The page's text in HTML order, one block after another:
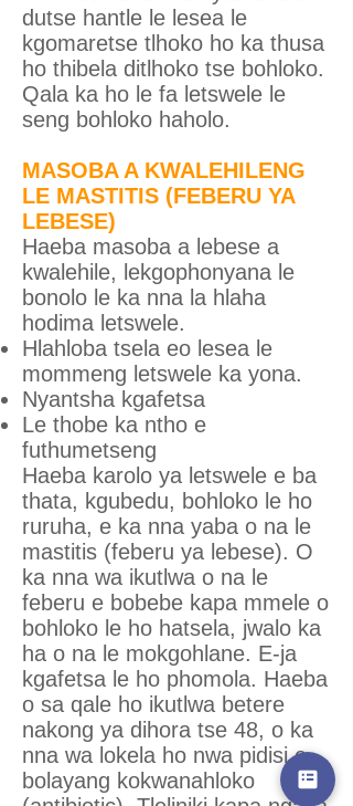
dutse hantle le lesea le
kgomaretse tlhoko ho ka thusa
ho thibela ditlhoko tse bohloko.
Qala ka ho le fa letswele le
seng bohloko haholo.
MASOBA A KWALEHILENG
LE MASTITIS (FEBERU YA
LEBESE)
Haeba masoba a lebese a
kwalehile, lekgophonyana le
bonolo le ka nna la hlaha
hodima letswele.
Hlahloba tsela eo lesea le
mommeng letswele ka yona.
Nyantsha kgafetsa
Le thobe ka ntho e
futhumetseng
Haeba karolo ya letswele e ba
thata, kgubedu, bohloko le ho
ruruha, e ka nna yaba o na le
mastitis (feberu ya lebese). O
ka nna wa ikutlwa o na le
feberu e bobebe kapa mmele o
bohloko le ho hatsela, jwalo ka
ha o na le mokgohlane. E-ja
kgafetsa le ho phomola. Haeba
o sa qale ho ikutlwa betere
nakong ya dihora tse 48, o ka
nna wa lokela ho nwa pidisi e
bolayang kokwanahloko